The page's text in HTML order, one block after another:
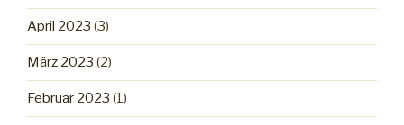
April 2023 (3)
März 2023 (2)
Februar 2023 (1)